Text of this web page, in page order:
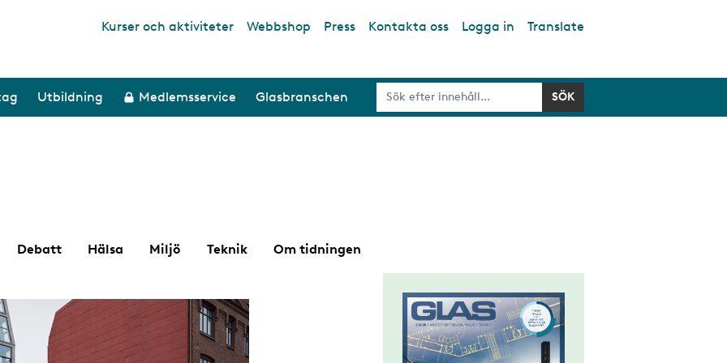
Top links
Kurser och aktiviteter Webbshop Press Kontakta oss Logga in Translate
Utbildning Medlemsservice Glasbranschen
Debatt Hälsa Miljö Teknik Om tidningen